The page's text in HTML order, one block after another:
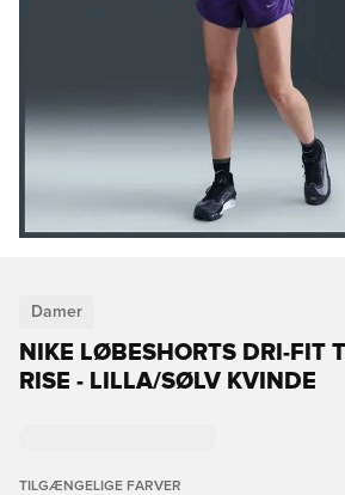
Damer
NIKE LØBESHORTS DRI-FIT
RISE - LILLA/SØLV KVINDE
TILGÆNGELIGE FARVER